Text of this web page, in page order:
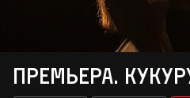
Премьера.